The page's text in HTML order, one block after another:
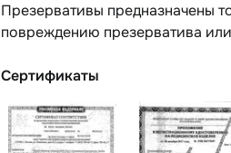
Презервативы предназначены
повреждению презерватива
Сертификаты